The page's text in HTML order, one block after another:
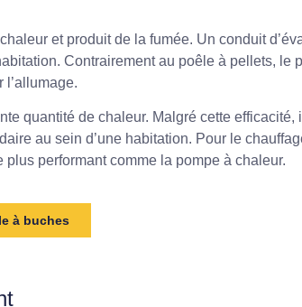
et produit de la fumée. Un conduit
Contrairement au poêle à pellets, le
l’allumage.
quantité de chaleur. Malgré cette efficacité,
au sein d’une habitation. Pour le
performant comme la pompe à chaleur.
à buches